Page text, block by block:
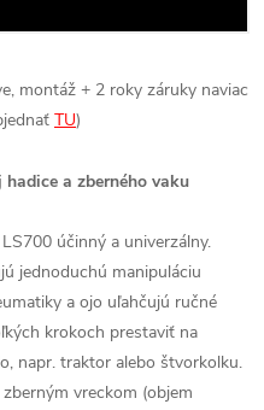
montáž + 2 roky záruky naviac
TU)
a zberného vaku
účinný a univerzálny.
jednoduchú manipuláciu
a ojo uľahčujú ručné
krokoch prestaviť na
napr. traktor alebo štvorkolku.
vreckom (objem